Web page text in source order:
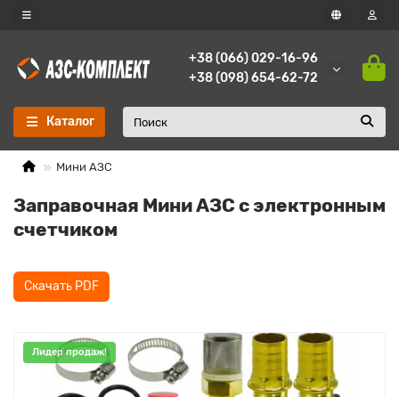
+38 (066) 029-16-96
+38 (098) 654-62-72
Каталог
Мини АЗС
Заправочная Мини АЗС с электронным
счетчиком
Скачать PDF
Лидер продаж!